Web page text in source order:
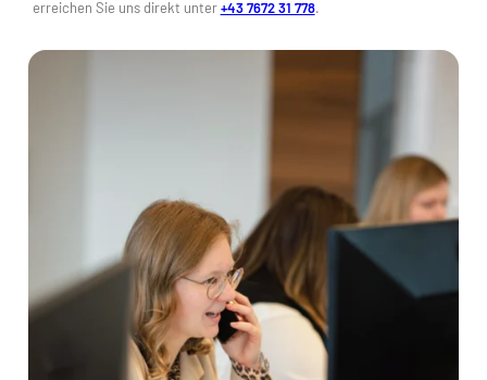
erreichen Sie uns direkt unter+43 7672 31 778.